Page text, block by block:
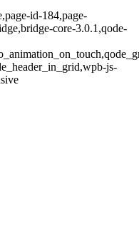
id-184,page-
core-3.0.1,qode-
js-